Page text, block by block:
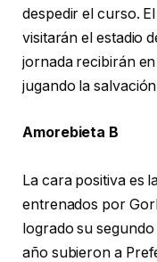
despedir el curso.
visitarán el estadio
jornada recibirán
jugando la
Amorebieta B
La cara positiva es
entrenados por
logrado su
año subieron a